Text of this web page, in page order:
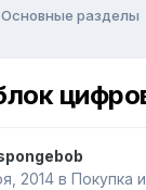
Основные разделы
2014 в Покупка